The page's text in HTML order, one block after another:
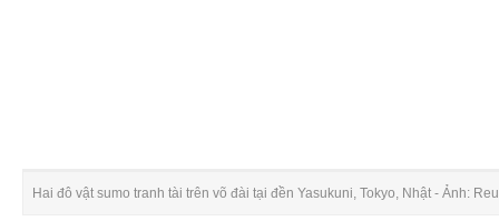
Hai đô vật sumo tranh tài trên võ đài tại đền Yasukuni, Tokyo, Nhật - Ảnh: